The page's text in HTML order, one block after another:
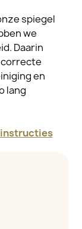
spiegel
we
Daarin
correcte
en
lang